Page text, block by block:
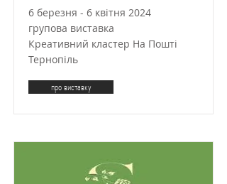
6 березня - 6 квітня 2024
групова виставка
Креативний кластер На Пошті
Тернопіль
про виставку